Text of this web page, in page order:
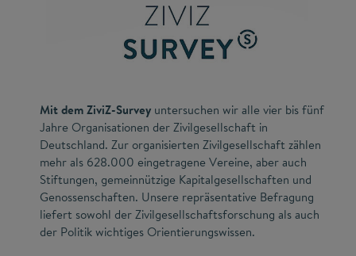
Mit dem ZiviZ-Survey untersuchen wir alle vier bis fünf
Jahre Organisationen der Zivilgesellschaft in
Deutschland. Zur organisierten Zivilgesellschaft zählen
mehr als 628.000 eingetragene Vereine, aber auch
Stiftungen, gemeinnützige Kapitalgesellschaften und
Genossenschaften. Unsere repräsentative Befragung
liefert sowohl der Zivilgesellschaftsforschung als auch
der Politik wichtiges Orientierungswissen.